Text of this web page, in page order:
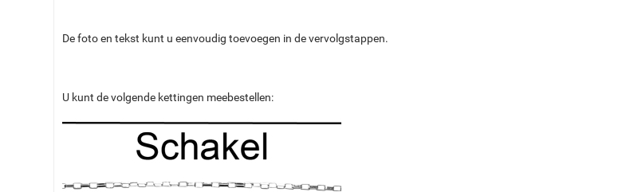
De foto en tekst kunt u eenvoudig toevoegen in de vervolgstappen.
U kunt de volgende kettingen meebestellen: